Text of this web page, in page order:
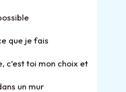
que je fais
c’est toi mon choix et
un mur